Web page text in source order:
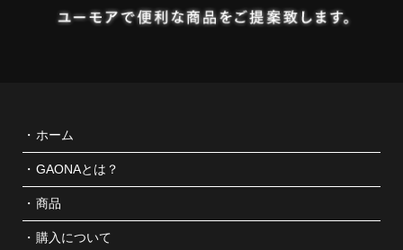
ホーム
GAONAとは？
商品
購入について